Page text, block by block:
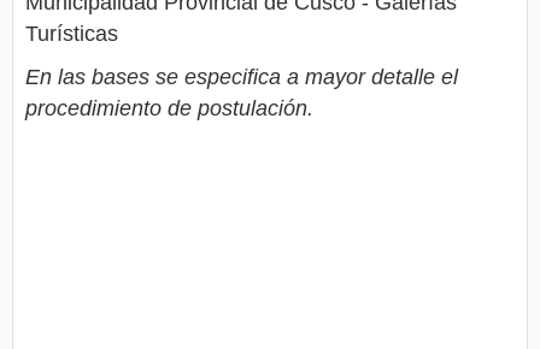
Turísticas
En las bases se especifica a mayor detalle el
procedimiento de postulación.